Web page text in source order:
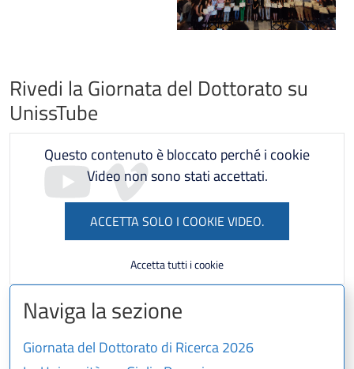
Rivedi la Giornata del Dottorato su
UnissTube
Questo contenuto è bloccato perché i cookie
Video non sono stati accettati.
ACCETTA SOLO I COOKIE VIDEO.
Accetta tutti i cookie
Naviga la sezione
Giornata del Dottorato di Ricerca 2026